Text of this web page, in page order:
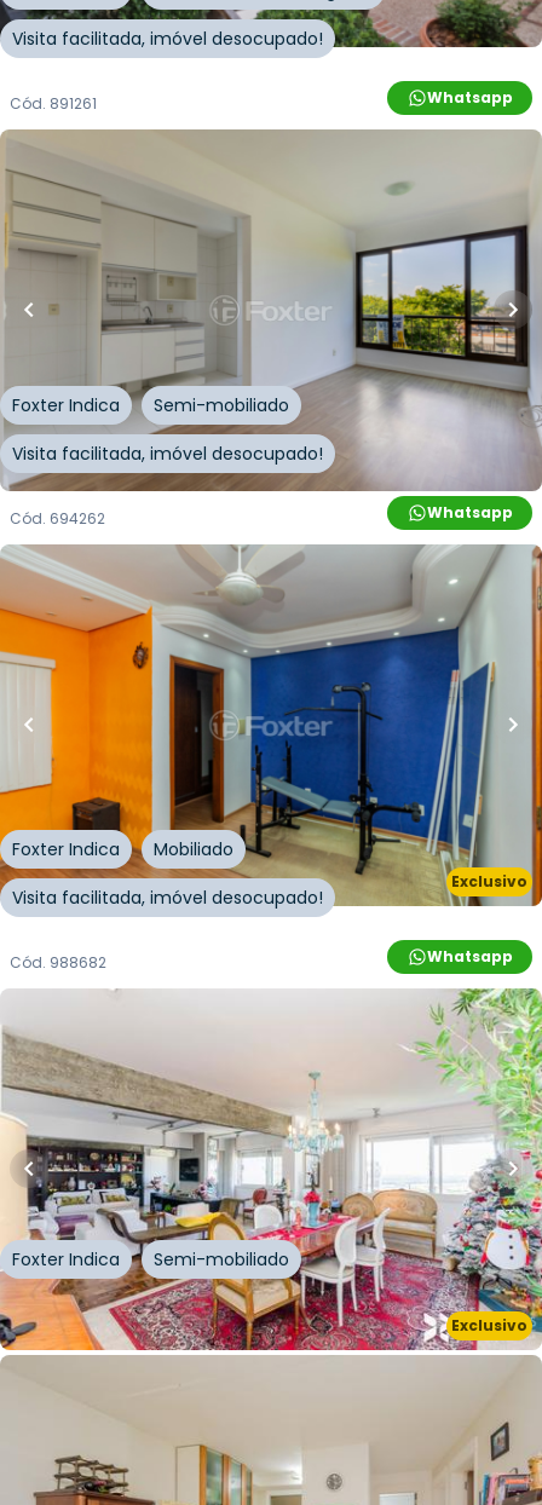
Visita facilitada, imóvel desocupado!
Whatsapp
Cód. 891261
R$
R$229.500,00
10
41m²• quarto•
vaga
Apartamento • Edifício Pateo Lisboa
Avenida Polônia
,São Geraldo Porto Alegre
Foxter Indica
Semi-mobiliado
Visita facilitada, imóvel desocupado!
Whatsapp
Cód. 694262
Exclusivo
330.000,00
R$297.000,00
m² quarto • banheiro
vaga
Apartamento • Engenho
Avenida Coronel Lucas de Oliveira
Petrópolis,Porto
Alegre
Foxter Indica
Mobiliado
Visita facilitada, imóvel desocupado!
Whatsapp
Cód. 988682
Exclusivo
R$1.757.000,00
248m² • 3 quartos•3banheiros
Apartamento • Edifício Vila Rica
Avenida Independência,Independência
Porto
Alegre
Foxter Indica Semi-mobiliado
Whatsapp
Cód. 203504
% OFF
39m²•2quartos banheiro•
vaga